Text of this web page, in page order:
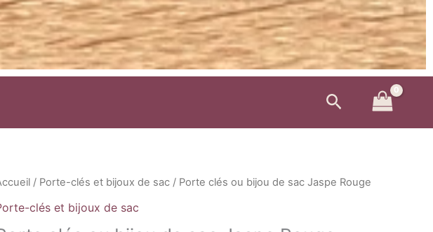
Rechercher
/ Porte-clés et bijoux de sac / Porte clés ou bijou de sac Jaspe Rouge
clés et bijoux de sac